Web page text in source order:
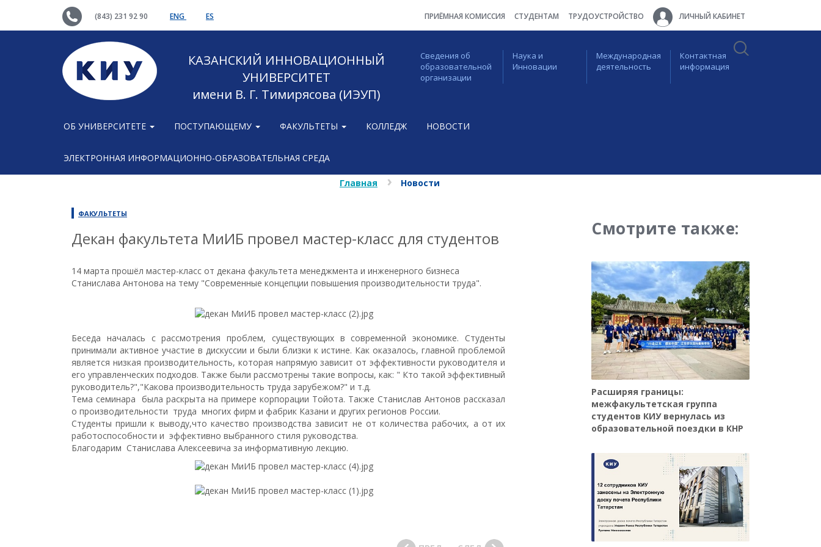
(843) 231 92 90 ENG ES ПРИЁМНАЯ КОМИССИЯ СТУДЕНТАМ ТРУДОУСТРОЙСТВО ЛИЧНЫЙ КАБИНЕТ
КАЗАНСКИЙ ИННОВАЦИОННЫЙ
УНИВЕРСИТЕТ
имени В. Г. Тимирясова (ИЭУП)
Сведения об
образовательной
организации
Наука и
Инновации
Международная
деятельность
Контактная
информация
ОБ УНИВЕРСИТЕТЕ ПОСТУПАЮЩЕМУ ФАКУЛЬТЕТЫ КОЛЛЕДЖ НОВОСТИ
ЭЛЕКТРОННАЯ ИНФОРМАЦИОННО-ОБРАЗОВАТЕЛЬНАЯ СРЕДА
Главная Новости
ФАКУЛЬТЕТЫ
Декан факультета МиИБ провел мастер-класс для студентов
14 марта прошёл мастер-класс от декана факультета менеджмента и инженерного бизнеса
Станислава Антонова на тему "Современные концепции повышения производительности труда".
Беседа началась с рассмотрения проблем, существующих в современной экономике. Студенты
принимали активное участие в дискуссии и были близки к истине. Как оказалось, главной проблемой
является низкая производительность, которая напрямую зависит от эффективности руководителя и
его управленческих подходов. Также были рассмотрены такие вопросы, как: " Кто такой эффективный
руководитель?","Какова производительность труда зарубежом?" и т.д.
Тема семинара была раскрыта на примере корпорации Тойота. Также Станислав Антонов рассказал
о производительности труда многих фирм и фабрик Казани и других регионов России.
Студенты пришли к выводу,что качество производства зависит не от количества рабочих, а от их
работоспособности и эффективно выбранного стиля руководства.
Благодарим Станислава Алексеевича за информативную лекцию.
Смотрите также:
Расширяя границы:
межфакультетская группа
студентов КИУ вернулась из
образовательной поездки в КНР